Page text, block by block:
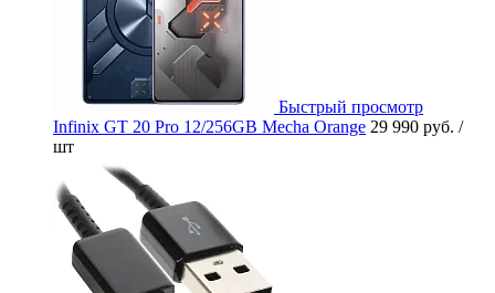
Быстрый просмотр
Infinix GT 20 Pro 12/256GB Mecha Orange 29 990 руб. /
шт